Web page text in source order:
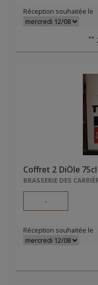
Réception souhaitée le
**
Coffret 2 DiÔle
BRASSERIE DES
-
Réception souhaitée le